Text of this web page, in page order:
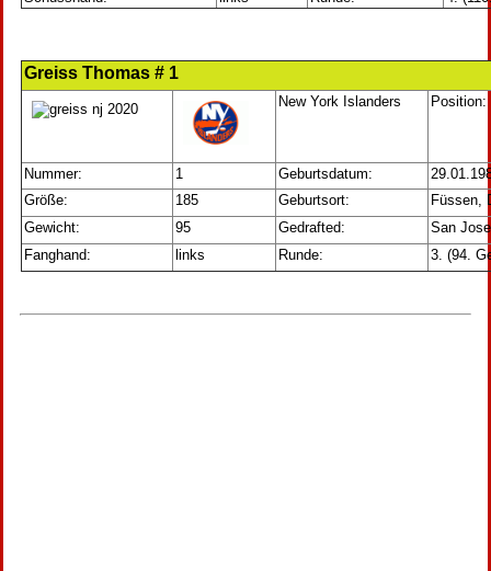
Greiss Thomas # 1
New York Islanders Position:
Nummer: 1 Geburtsdatum:
Größe:
185 Geburtsort:
Füssen,
Gewicht:
95 Gedrafted:
San
Fanghand:
links Runde: 3. (94.